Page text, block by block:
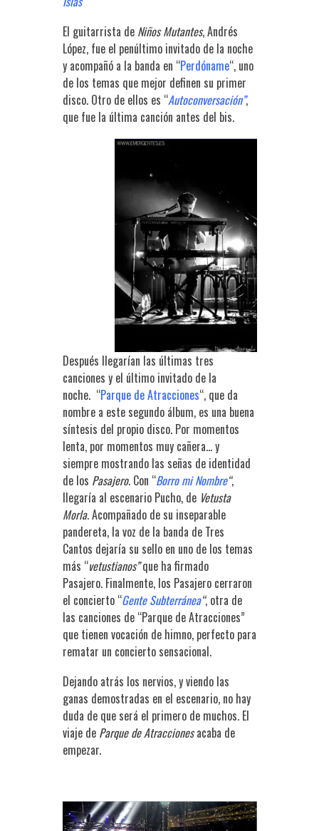
El guitarrista de Niños Mutantes, Andrés
López, fue el penúltimo invitado de la noche
y acompañó a la banda en “Perdóname“, uno
de los temas que mejor definen su primer
disco. Otro de ellos es “Autoconversación”,
que fue la última canción antes del bis.
Después llegarían las últimas tres
canciones y el último invitado de la
noche. “Parque de Atracciones“, que da
nombre a este segundo álbum, es una buena
síntesis del propio disco. Por momentos
lenta, por momentos muy cañera… y
siempre mostrando las señas de identidad
de los Pasajero. Con “Borro mi Nombre“,
llegaría al escenario Pucho, de Vetusta
Morla. Acompañado de su inseparable
pandereta, la voz de la banda de Tres
Cantos dejaría su sello en uno de los temas
más “vetustianos”que ha firmado
Pasajero. Finalmente, los Pasajero cerraron
el concierto “Gente Subterránea“, otra de
las canciones de “Parque de Atracciones”
que tienen vocación de himno, perfecto para
rematar un concierto sensacional.
Dejando atrás los nervios, y viendo las
ganas demostradas en el escenario, no hay
duda de que será el primero de muchos. El
viaje de Parque de Atraccionesacaba de
empezar.